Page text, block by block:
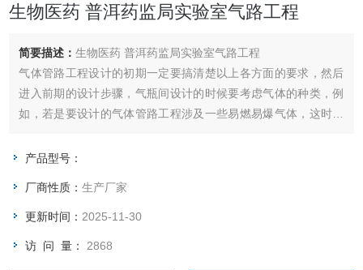
生物医药 普洱药监局实验室气路工程
简要描述：生物医药 普洱药监局实验室气路工程
气体管路工程设计的初期一定要搞清楚以上各方面的要求，然后
进入前期的设计步骤，气瓶间设计的时候要考虑气体的种类，例
如，若是要设计的气体管路工程涉及一些易燃易爆气体，这时要
设计的气体管路工程的用气量大小，根据用气量大小来选择是用
产品型号：
厂商性质：生产厂家
更新时间： 2025-11-30
访 问 量： 2868